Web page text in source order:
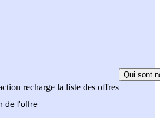
recharge la liste des offres
Qui sont
de l'offre